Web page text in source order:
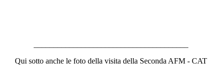
Qui sotto anche le foto della visita della Seconda AFM - CAT